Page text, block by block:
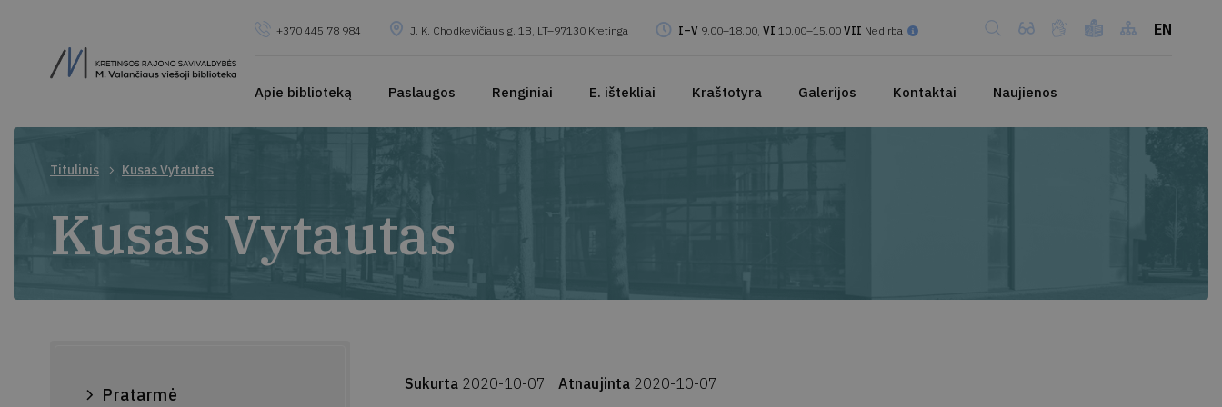
+370 445 78 984 J. K. Chodkevičiaus g. 1B, LT–97130 Kretinga I–V 9.00–18.00, VI 10.00–15.00 VII Nedirba EN
Apie biblioteką Paslaugos Renginiai E. ištekliai Kraštotyra Galerijos Kontaktai Naujienos
Titulinis Kusas Vytautas
Kusas Vytautas
Pratarmė
Sukurta 2020-10-07 Atnaujinta 2020-10-07